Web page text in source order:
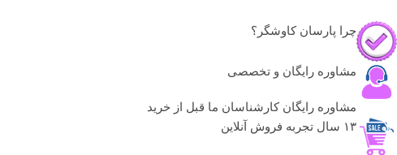
چرا پارسان کاوشگر؟
مشاوره رایگان و تخصصی
مشاوره رایگان کارشناسان ما قبل از خرید
۱۳ سال تجربه فروش آنلاین